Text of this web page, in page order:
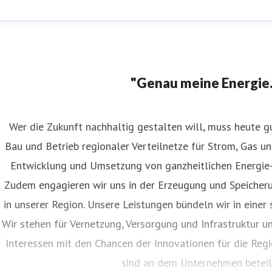
"Genau meine
Wer die Zukunft nachhaltig gestalten will, muss heute
Bau und Betrieb regionaler Verteilnetze für Strom, Gas
Entwicklung und Umsetzung von ganzheitlichen
Zudem engagieren wir uns in der Erzeugung und
in unserer Region. Unsere Leistungen bündeln wir in einer
Wir stehen für Vernetzung, Versorgung und Infrastruktur
Interessen mit den Chancen der Innovationen für die
sind an dem Unternehmen